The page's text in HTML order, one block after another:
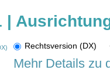
|
Rechtsversion (DX)
Mehr Details zu